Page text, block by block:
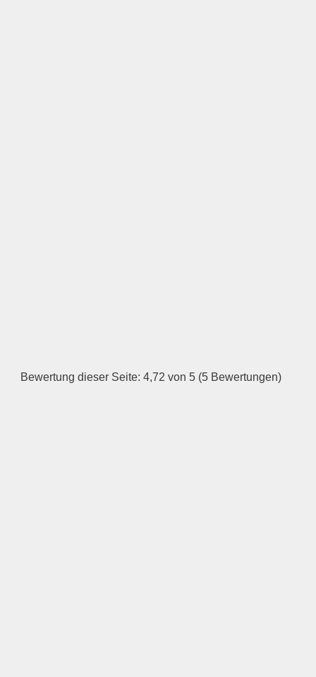
—
Bewertung dieser Seite: 4,72 von 5 (5 Bewertungen)